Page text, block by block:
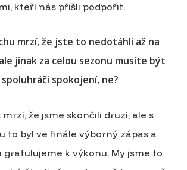
kteří nás přišli podpořit.
mrzí, že jste to nedotáhli až na
jinak za celou sezonu musíte být
spoluhráči spokojení, ne?
že jsme skončili druzí, ale s
to byl ve finále výborný zápas a
k výkonu. My jsme to